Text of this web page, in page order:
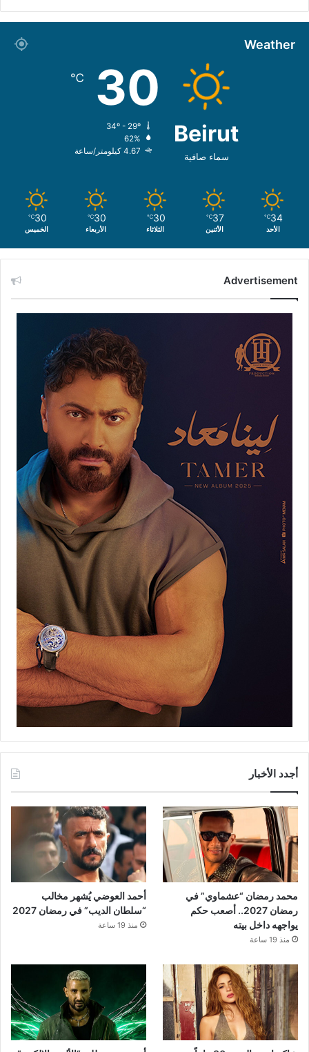
Weather
Beirut
سماء صافية
30
℃
62%
4.67 كيلومتر/ساعة
34
℃
الأحد
37
℃
الأثنين
30
℃
الثلاثاء
30
℃
الأربعاء
30
℃
الخميس
Advertisement
أجدد الأخبار
محمد رمضان “عشماوي” في
رمضان 2027.. أصعب حكم
يواجهه داخل بيته
منذ 19 ساعة
أحمد العوضي يُشهر مخالب
“سلطان الديب” في رمضان 2027
منذ 19 ساعة